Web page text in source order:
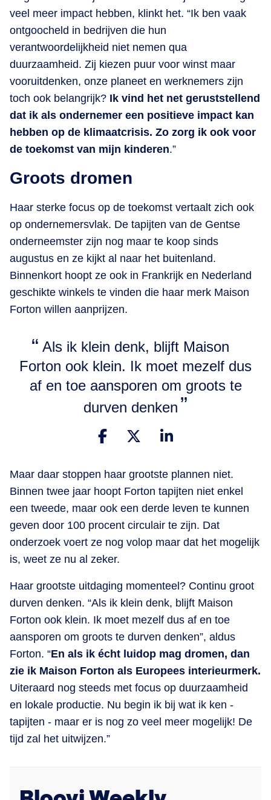
veel meer impact hebben, klinkt het. “Ik ben vaak
ontgoocheld in bedrijven die hun
verantwoordelijkheid niet nemen qua
duurzaamheid. Zij kiezen puur voor winst maar
vooruitdenken, onze planeet en werknemers zijn
toch ook belangrijk? Ik vind het net geruststellend
dat ik als ondernemer een positieve impact kan
hebben op de klimaatcrisis. Zo zorg ik ook voor
de toekomst van mijn kinderen.”
Groots dromen
Haar sterke focus op de toekomst vertaalt zich ook
op ondernemersvlak. De tapijten van de Gentse
onderneemster zijn nog maar te koop sinds
augustus en ze kijkt al naar het buitenland.
Binnenkort hoopt ze ook in Frankrijk en Nederland
geschikte winkels te vinden die haar merk Maison
Forton willen aanprijzen.
Als ik klein denk, blijft Maison
Forton ook klein. Ik moet mezelf dus
af en toe aansporen om groots te
durven denken
Maar daar stoppen haar grootste plannen niet.
Binnen twee jaar hoopt Forton tapijten niet enkel
een tweede, maar ook een derde leven te kunnen
geven door 100 procent circulair te zijn. Dat
onderzoek voert ze nog volop maar dat het mogelijk
is, weet ze nu al zeker.
Haar grootste uitdaging momenteel? Continu groot
durven denken. “Als ik klein denk, blijft Maison
Forton ook klein. Ik moet mezelf dus af en toe
aansporen om groots te durven denken”, aldus
Forton. “En als ik écht luidop mag dromen, dan
zie ik Maison Forton als Europees interieurmerk.
Uiteraard nog steeds met focus op duurzaamheid
en lokale productie. Nu begin ik bij wat ik ken -
tapijten - maar er is nog zo veel meer mogelijk! De
tijd zal het uitwijzen.”